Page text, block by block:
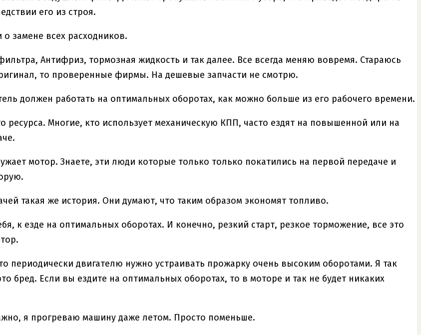
его из строя.
о замене всех расходников.
Антифриз, тормозная жидкость и так далее. Все всегда меняю вовремя. Стараюсь
то проверенные фирмы. На дешевые запчасти не смотрю.
должен работать на оптимальных оборотах, как можно больше из его рабочего времени.
ресурса. Многие, кто использует механическую КПП, часто ездят на повышенной или на
мотор. Знаете, эти люди которые только только покатились на первой передаче и
такая же история. Они думают, что таким образом экономят топливо.
к езде на оптимальных оборотах. И конечно, резкий старт, резкое торможение, все это
периодически двигателю нужно устраивать прожарку очень высоким оборотами. Я так
бред. Если вы ездите на оптимальных оборотах, то в моторе и так не будет никаких
я прогреваю машину даже летом. Просто поменьше.